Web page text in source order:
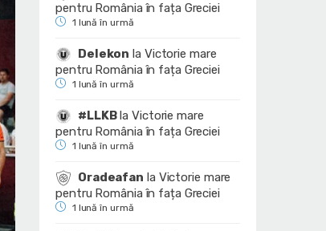
pentru România în fața Greciei
1 lună în urmă
Delekon la Victorie mare
pentru România în fața Greciei
1 lună în urmă
#LLKBlaVictorie mare
pentru România în fața Greciei
1 lună în urmă
Oradeafan la Victorie mare
pentru România în fața Greciei
1 lună în urmă